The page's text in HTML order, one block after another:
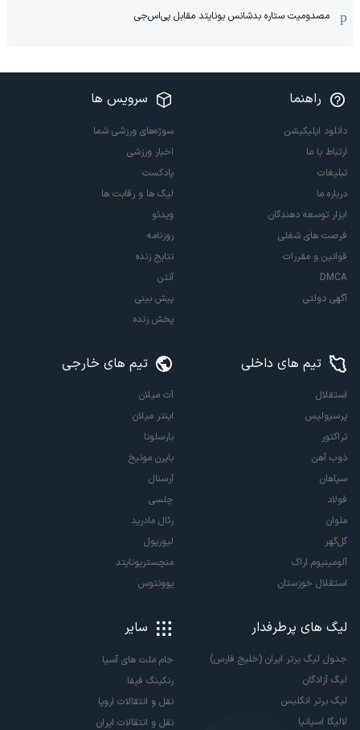
مصدومیت ستاره بدشانس یونایتد مقابل پی‌اس‌جی
راهنما
دانلود اپلیکیشن
ارتباط با ما
تبلیغات
درباره ما
ابزار توسعه دهندگان
فرصت های شغلی
قوانین و مقررات
DMCA
آگهی دولتی
سرویس ها
سوژه‌های ورزشی شما
اخبار ورزشی
پادکست
لیگ ها و رقابت ها
ویدئو
روزنامه
نتایج زنده
آنتن
پیش بینی
پخش زنده
تیم های داخلی
استقلال
پرسپولیس
تراکتور
ذوب آهن
سپاهان
فولاد
ملوان
گل‌گهر
آلومینیوم اراک
استقلال خوزستان
تیم های خارجی
آث میلان
اینتر میلان
بارسلونا
بایرن مونیخ
آرسنال
چلسی
رئال مادرید
لیورپول
منچستریونایتد
یوونتوس
لیگ های پرطرفدار
جدول لیگ برتر ایران (خلیج فارس)
لیگ آزادگان
لیگ برتر انگلیس
لالیگا اسپانیا
سایر
جام ملت های آسیا
رنکینگ فیفا
نقل و انتقالات اروپا
نقل و انتقالات ایران